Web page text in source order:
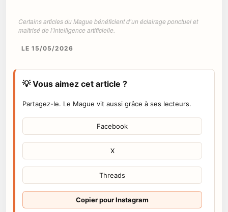
Certains articles du Mague bénéficient d’un éclairage ponctuel et
maîtrisé de l’intelligence artificielle.
LE 15/05/2026
💡 Vous aimez cet article ?
Partagez-le. Le Mague vit aussi grâce à ses lecteurs.
Facebook
X
Threads
Copier pour Instagram